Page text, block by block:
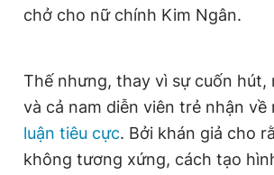
chở cho nữ chính Kim Ngân.
Thế nhưng, thay vì sự cuốn hút,
và cả nam diễn viên trẻ nhận về
luận tiêu cực. Bởi khán giả cho
không tương xứng, cách tạo